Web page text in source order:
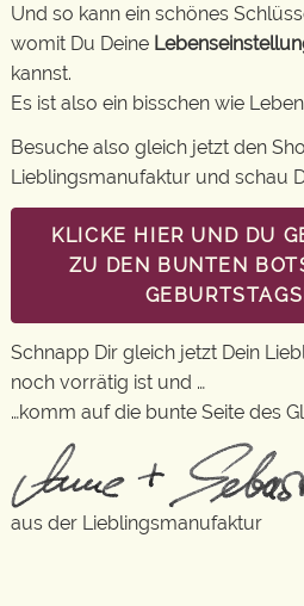
Und so kann ein schönes
womit Du Deine
kannst.
Es ist also ein bisschen wie
Besuche also gleich jetzt den
Lieblingsmanufaktur und schau
KLICKE HIER UND DU
ZU DEN BUNTEN
Schnapp Dir gleich jetzt Dein
noch vorrätig ist und …
…komm auf die bunte Seite des
aus der Lieblingsmanufaktur